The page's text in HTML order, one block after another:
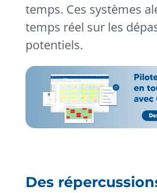
temps. Ces systèmes
temps réel sur les
potentiels.
Des